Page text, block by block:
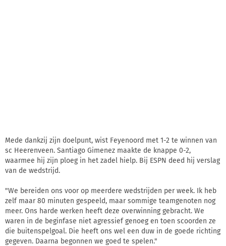
Mede dankzij zijn doelpunt, wist Feyenoord met 1-2 te winnen van
sc Heerenveen. Santiago Gimenez maakte de knappe 0-2,
waarmee hij zijn ploeg in het zadel hielp. Bij ESPN deed hij verslag
van de wedstrijd.
"We bereiden ons voor op meerdere wedstrijden per week. Ik heb
zelf maar 80 minuten gespeeld, maar sommige teamgenoten nog
meer. Ons harde werken heeft deze overwinning gebracht. We
waren in de beginfase niet agressief genoeg en toen scoorden ze
die buitenspelgoal. Die heeft ons wel een duw in de goede richting
gegeven. Daarna begonnen we goed te spelen."